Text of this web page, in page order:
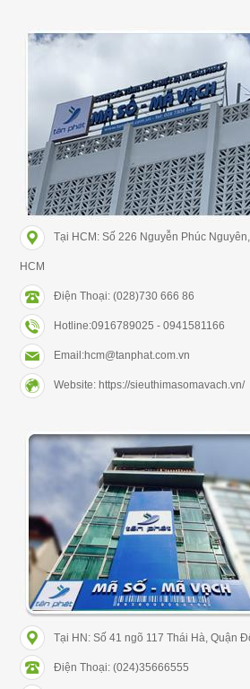
Tại HCM: Số 226 Nguyễn Phúc
HCM
Điện Thoại: (028)730 666 86
Hotline:0916789025 - 0941581166
Email:hcm@tanphat.com.vn
Website: https://sieuthimasomavach.vn/
Tại HN: Số 41 ngõ 117 Thái Hà, Quận
Điện Thoại: (024)35666555